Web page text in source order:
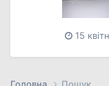
15
Головна Пошук